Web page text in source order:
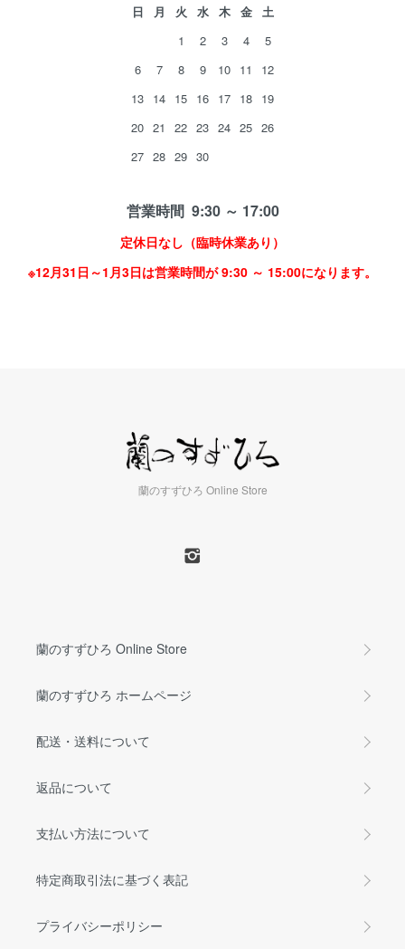
日 月 火 水 木 金
土
1
2 3 4
5
6
7 8 9 10 11
12
13 14 15 16 17 18 19
20 21 22 23 24 25 26
27 28 29 30
営業時間 9:30 ～ 17:00
定休日なし（臨時休業あり）
※12月31日～1月3日は営業時間が 9:30 ～ 15:00になります。
蘭のすずひろ Online Store
蘭のすずひろ Online Store
蘭のすずひろ ホームページ
配送・送料について
返品について
支払い方法について
特定商取引法に基づく表記
プライバシーポリシー